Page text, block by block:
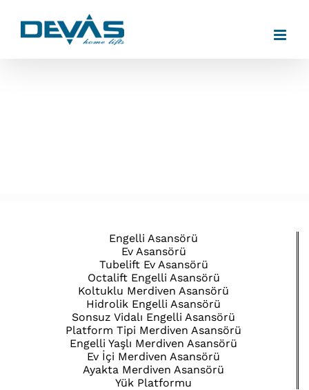
content
Engelli Asansörü
Ev Asansörü
Tubelift Ev Asansörü
Octalift Engelli Asansörü
Koltuklu Merdiven Asansörü
Hidrolik Engelli Asansörü
Sonsuz Vidalı Engelli Asansörü
Platform Tipi Merdiven Asansörü
Engelli Yaşlı Merdiven Asansörü
Ev İçi Merdiven Asansörü
Ayakta Merdiven Asansörü
Yük Platformu